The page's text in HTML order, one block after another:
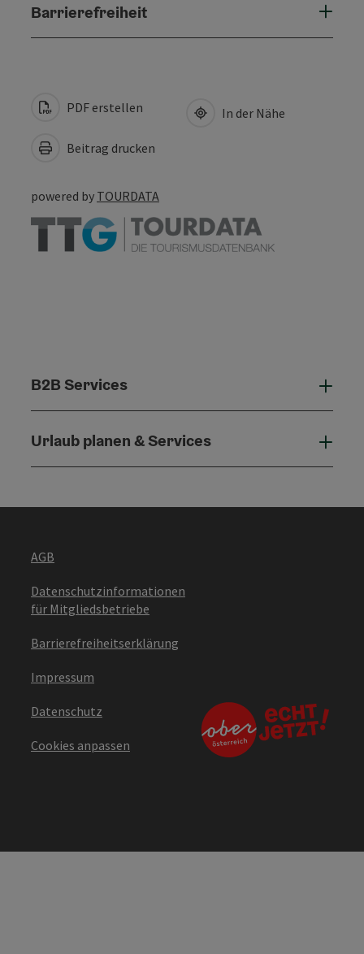
Barrierefreiheit
PDF erstellen
Beitrag drucken
In der Nähe
powered by TOURDATA
B2B Services
Urlaub planen & Services
AGB
Datenschutzinformationen
für Mitgliedsbetriebe
Barrierefreiheitserklärung
Impressum
Datenschutz
Cookies anpassen